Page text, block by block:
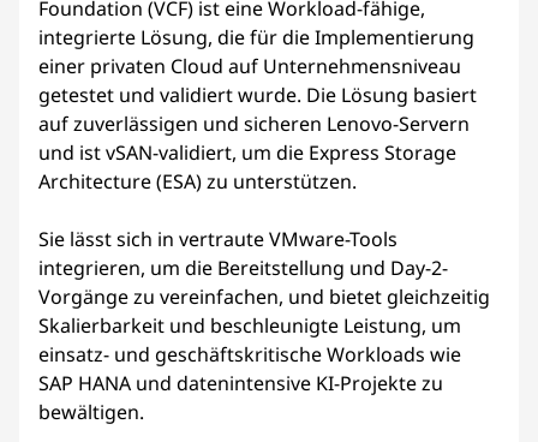
Foundation (VCF) ist eine Workload-fähige,
integrierte Lösung, die für die Implementierung
einer privaten Cloud auf Unternehmensniveau
getestet und validiert wurde. Die Lösung basiert
auf zuverlässigen und sicheren Lenovo-Servern
und ist vSAN-validiert, um die Express Storage
Architecture (ESA) zu unterstützen.
Sie lässt sich in vertraute VMware-Tools
integrieren, um die Bereitstellung und Day-2-
Vorgänge zu vereinfachen, und bietet gleichzeitig
Skalierbarkeit und beschleunigte Leistung, um
einsatz- und geschäftskritische Workloads wie
SAP HANA und datenintensive KI-Projekte zu
bewältigen.